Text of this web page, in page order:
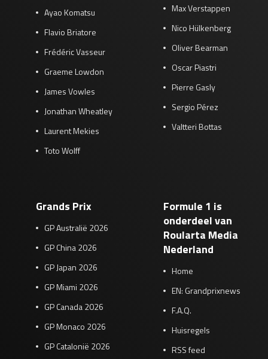
Ayao Komatsu
Flavio Briatore
Frédéric Vasseur
Graeme Lowdon
James Vowles
Jonathan Wheatley
Laurent Mekies
Toto Wolff
Max Verstappen
Nico Hülkenberg
Oliver Bearman
Oscar Piastri
Pierre Gasly
Sergio Pérez
Valtteri Bottas
Grands Prix
GP Australië 2026
GP China 2026
GP Japan 2026
GP Miami 2026
GP Canada 2026
GP Monaco 2026
GP Catalonië 2026
Formule 1 is
onderdeel van
Roularta Media
Nederland
Home
EN: Grandprixnews
F.A.Q.
Huisregels
RSS feed